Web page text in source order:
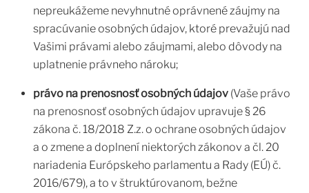
nepreukážeme nevyhnutné oprávnené záujmy na
spracúvanie osobných údajov, ktoré prevažujú nad
Vašimi právami alebo záujmami, alebo dôvody na
uplatnenie právneho nároku;
právo na prenosnosť osobných údajov (Vaše právo
na prenosnosť osobných údajov upravuje § 26
zákona č. 18/2018 Z.z. o ochrane osobných údajov
a o zmene a doplnení niektorých zákonov a čl. 20
nariadenia Európskeho parlamentu a Rady (EÚ) č.
2016/679), a to v štruktúrovanom, bežne